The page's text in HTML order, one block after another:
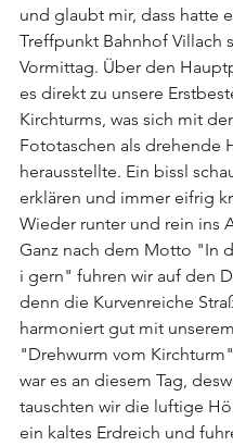
und glaubt mir, dass hatte
Treffpunkt Bahnhof Villach
Vormittag. Über den
es direkt zu unsere
Kirchturms, was sich mit
Fototaschen als drehende
herausstellte. Ein bissl
erklären und immer eifrig
Wieder runter und rein ins
Ganz nach dem Motto "In
i gern" fuhren wir auf den
denn die Kurvenreiche
harmoniert gut mit unserem
"Drehwurm vom
war es an diesem Tag,
tauschten wir die luftige
ein kaltes Erdreich und